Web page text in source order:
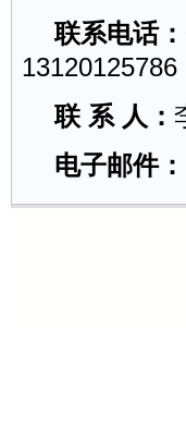
联系电话：
13120125786
联 系 人：
电子邮件：